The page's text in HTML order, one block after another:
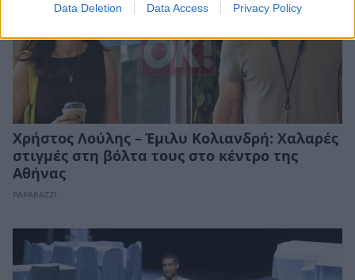
Data Deletion Data Access Privacy Policy
Χρήστος Λούλης – Έμιλυ Κολιανδρή: Χαλαρές
στιγμές στη βόλτα τους στο κέντρο της
Αθήνας
PAPARAZZI